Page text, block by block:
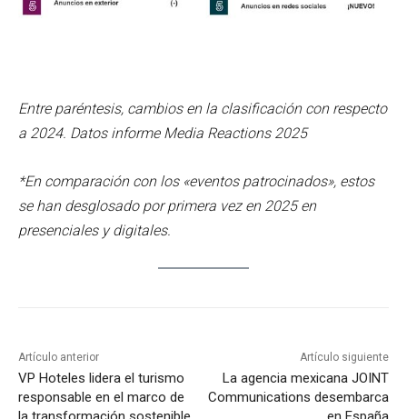
Entre paréntesis, cambios en la clasificación con respecto
a 2024. Datos informe Media Reactions 2025
*En comparación con los «eventos patrocinados», estos
se han desglosado por primera vez en 2025 en
presenciales y digitales.
Artículo anterior
VP Hoteles lidera el turismo
responsable en el marco de
Artículo siguiente
La agencia mexicana JOINT
Communications desembarca